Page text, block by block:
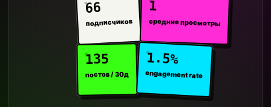
66
подписчиков
1
средние просмотры
135
постов / 30д
1.5%
engagement rate